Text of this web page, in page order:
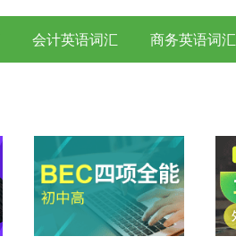
会计英语词汇 商务英语词汇